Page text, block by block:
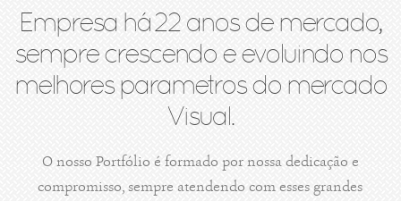
Empresa há 22 anos de mercado,
sempre crescendo e evoluindo nos
melhores parametros do mercado
Visual.
O nosso Portfólio é formado por nossa dedicação e
compromisso, sempre atendendo com esses grandes